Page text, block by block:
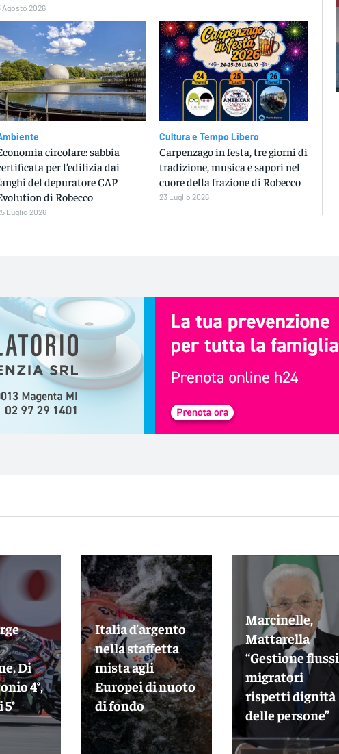
Agosto 2026
circolare: sabbia
per l’edilizia dai
del depuratore CAP
di Robecco
Luglio 2026
Cultura e Tempo Libero
Carpenzago in festa, tre giorni di
tradizione, musica e sapori nel
cuore della frazione di Robecco
23 Luglio 2026
Di
4°,
Italia d’argento
nella staffetta
mista agli
Europei di nuoto
di fondo
Marcinelle,
Mattarella
“Gestione flussi
migratori
rispetti dignità
delle persone”